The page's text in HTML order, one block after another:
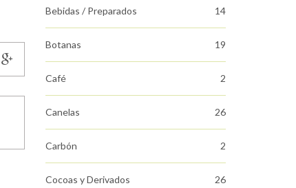
Bebidas / Preparados 14
Botanas 19
Café 2
Canelas 26
Carbón 2
Cocoas y Derivados 26